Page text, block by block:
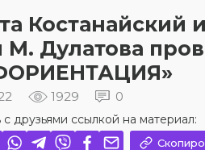
М. Дулатова
1929 0
друзьями ссылкой на материал: